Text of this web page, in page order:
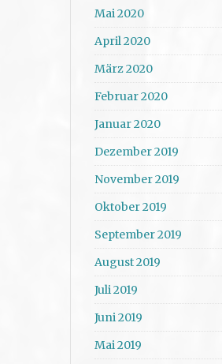
Mai 2020
April 2020
März 2020
Februar 2020
Januar 2020
Dezember 2019
November 2019
Oktober 2019
September 2019
August 2019
Juli 2019
Juni 2019
Mai 2019